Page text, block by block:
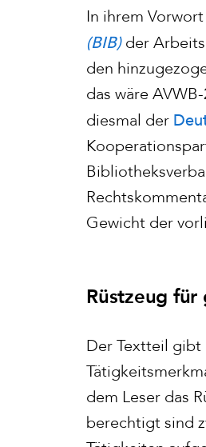
In ihrem
(BIB)der
den
das wäre
diesmal der
Gewicht der
Rüstzeug
Der Textteil gibt
dem Leser das
berechtigt sind